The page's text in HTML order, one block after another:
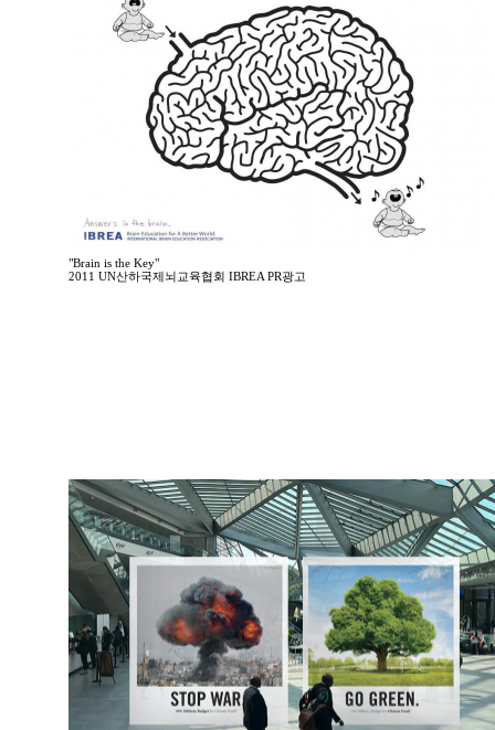
"Brain is the Key"
2011 UN산하국제뇌교육협회 IBREA PR광고